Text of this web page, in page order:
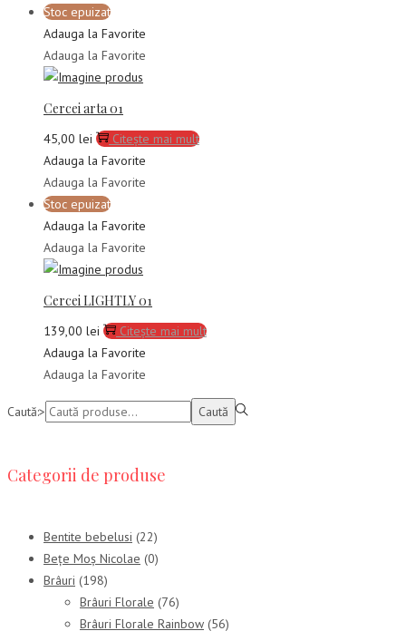
Stoc epuizat
Adauga la Favorite
Adauga la Favorite
Cercei arta 01
45,00 lei
Citește mai mult
Adauga la Favorite
Adauga la Favorite
Stoc epuizat
Adauga la Favorite
Adauga la Favorite
Cercei LIGHTLY 01
139,00 lei
Citește mai mult
Adauga la Favorite
Adauga la Favorite
Caută:> Caută
Categorii de produse
Bentite bebelusi (22)
Bețe Moș Nicolae (0)
Brâuri (198)
Brâuri Florale (76)
Brâuri Florale Rainbow (56)